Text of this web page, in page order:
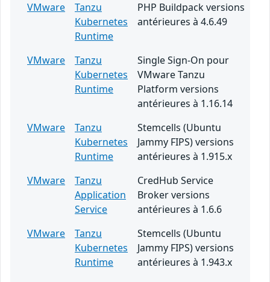
VMware
Tanzu
Kubernetes
Runtime
PHP Buildpack versions
antérieures à 4.6.49
VMware
Tanzu
Kubernetes
Runtime
Single Sign-On pour
VMware Tanzu
Platform versions
antérieures à 1.16.14
VMware
Tanzu
Kubernetes
Runtime
Stemcells (Ubuntu
Jammy FIPS) versions
antérieures à 1.915.x
VMware
Tanzu
Application
Service
CredHub Service
Broker versions
antérieures à 1.6.6
VMware
Tanzu
Kubernetes
Runtime
Stemcells (Ubuntu
Jammy FIPS) versions
antérieures à 1.943.x